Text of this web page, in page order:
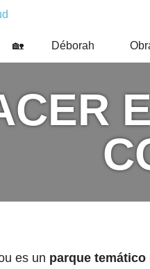
F.
🏡 Déborah
es un parque temático